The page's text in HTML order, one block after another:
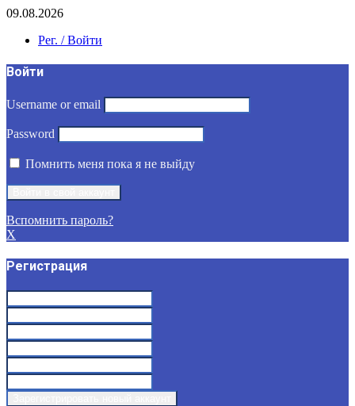
09.08.2026
Рег. / Войти
Войти
Username or email
Password
Помнить меня пока я не выйду
Вспомнить пароль?
X
Регистрация